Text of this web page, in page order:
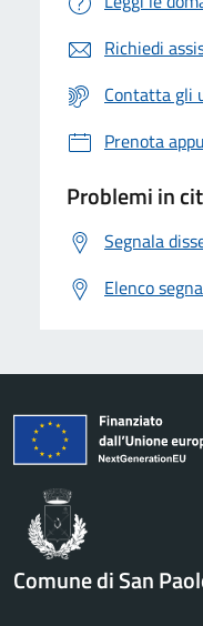
Richiedi
Contatta gli
Prenota
Problemi in
Segnala
Elenco
Comune di San